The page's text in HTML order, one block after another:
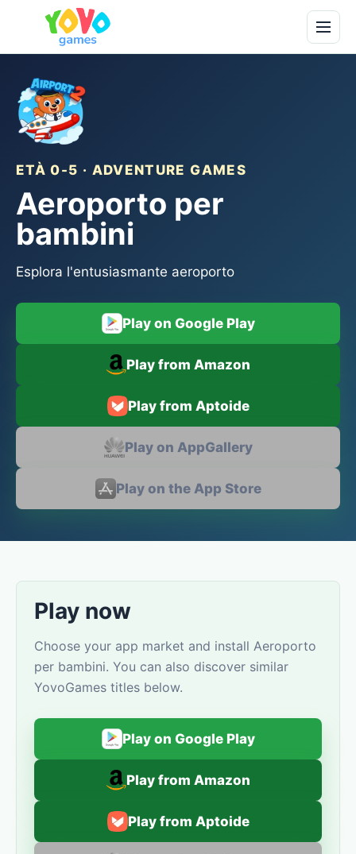
ETÀ 0-5 · ADVENTURE GAMES
Aeroporto per
bambini
Esplora l'entusiasmante aeroporto
Play on Google Play
Play from Amazon
Play from Aptoide
Play on AppGallery
Play on the App Store
Play now
Choose your app market and install Aeroporto
per bambini. You can also discover similar
YovoGames titles below.
Play on Google Play
Play from Amazon
Play from Aptoide